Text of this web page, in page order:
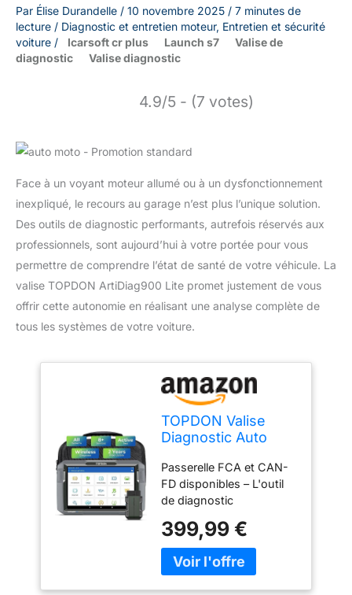
Par Élise Durandelle / 10 novembre 2025 / 7 minutes de
lecture / Diagnostic et entretien moteur, Entretien et sécurité
voiture / Icarsoft cr plus Launch s7
Valise de
diagnostic
Valise diagnostic
4.9/5 - (7 votes)
Face à un voyant moteur allumé ou à un dysfonctionnement
inexpliqué, le recours au garage n’est plus l’unique solution.
Des outils de diagnostic performants, autrefois réservés aux
professionnels, sont aujourd’hui à votre portée pour vous
permettre de comprendre l’état de santé de votre véhicule. La
valise TOPDON ArtiDiag900 Lite promet justement de vous
offrir cette autonomie en réalisant une analyse complète de
tous les systèmes de votre voiture.
TOPDON Valise
Diagnostic Auto
pour système
Complet, lecteur de
code OBD2
Bluetooth sans fil
avec 8+ fonctions
de réinitialisation,
test actif, AutoVIN,
tous les logiciels 2
Passerelle FCA et CAN-
FD disponibles – L'outil
de diagnostic
charge les modèles
européens après 2000,
les modèles avec
399,99 €